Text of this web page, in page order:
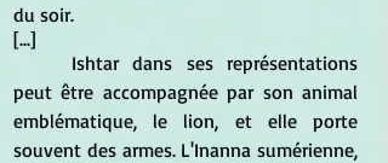
du soir.
[...]
Ishtar dans ses représentations
peut être accompagnée par son animal
emblématique, le lion, et elle porte
souvent des armes. L'Inanna sumérienne,